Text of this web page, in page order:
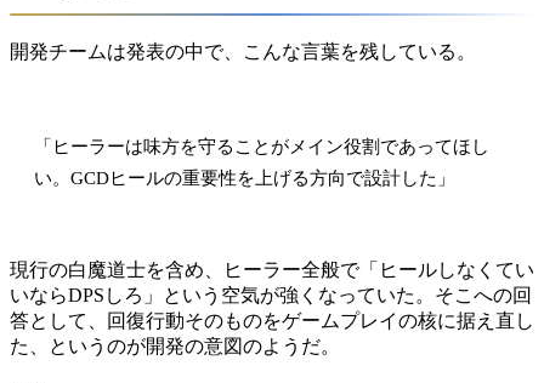
開発チームは発表の中で、こんな言葉を残している。
「ヒーラーは味方を守ることがメイン役割であってほし
い。GCDヒールの重要性を上げる方向で設計した」
現行の白魔道士を含め、ヒーラー全般で「ヒールしなくてい
いならDPSしろ」という空気が強くなっていた。そこへの回
答として、回復行動そのものをゲームプレイの核に据え直し
た、というのが開発の意図のようだ。